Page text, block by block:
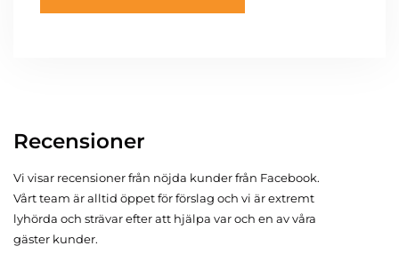
Recensioner
Vi visar recensioner från nöjda kunder från Facebook.
Vårt team är alltid öppet för förslag och vi är extremt
lyhörda och strävar efter att hjälpa var och en av våra
gäster kunder.